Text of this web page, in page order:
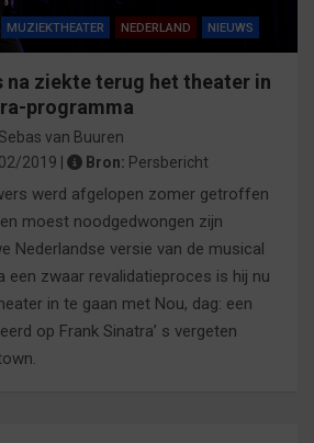
MUZIEKTHEATER NEDERLAND NIEUWS
na ziekte terug het theater in
programma
van Buuren
2019 | Bron: Persbericht
werd afgelopen zomer getroffen
moest noodgedwongen zijn
Nederlandse versie van de musical
een zwaar revalidatieproces is hij nu
in te gaan met Nou, dag: een
op Frank Sinatra’ s vergeten